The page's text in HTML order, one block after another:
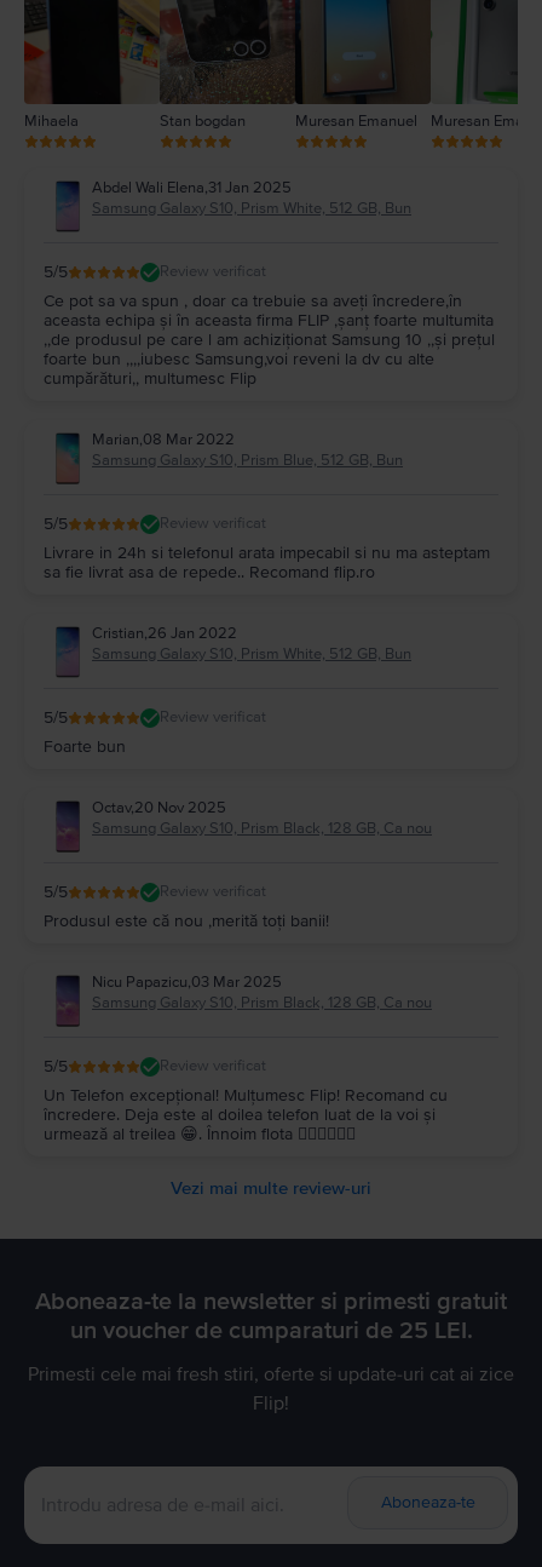
Mihaela Stan bogdan Muresan Emanuel Muresan
Abdel Wali Elena,31 Jan 2025
Samsung Galaxy S10, Prism White, 512 GB, Bun
5/5 Review verificat
Ce pot sa va spun , doar ca trebuie sa aveți încredere,în
aceasta echipa și în aceasta firma FLIP ,șanț foarte multumita
,,de produsul pe care l am achiziționat Samsung 10 ,,și prețul
foarte bun ,,,,iubesc Samsung,voi reveni la dv cu alte
cumpărături,, multumesc Flip
Marian,08 Mar 2022
Samsung Galaxy S10, Prism Blue, 512 GB, Bun
5/5 Review verificat
Livrare in 24h si telefonul arata impecabil si nu ma asteptam
sa fie livrat asa de repede.. Recomand flip.ro
Cristian,26 Jan 2022
Samsung Galaxy S10, Prism White, 512 GB, Bun
5/5 Review verificat
Foarte bun
Octav,20 Nov 2025
Samsung Galaxy S10, Prism Black, 128 GB, Ca nou
5/5 Review verificat
Produsul este că nou ,merită toți banii!
Nicu Papazicu,03 Mar 2025
Samsung Galaxy S10, Prism Black, 128 GB, Ca nou
5/5 Review verificat
Un Telefon excepțional! Mulțumesc Flip! Recomand cu
încredere. Deja este al doilea telefon luat de la voi și
urmează al treilea 😁. Înnoim flota 👍🏼👍🏼👍🏼
Vezi mai multe review-uri
Aboneaza-te la newsletter si primesti gratuit
un voucher de cumparaturi de 25 LEI.
Primesti cele mai fresh stiri, oferte si update-uri cat ai zice
Flip!
Aboneaza-te